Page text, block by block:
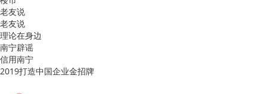
老友说
老友说
理论在身边
南宁辟谣
信用南宁
2019打造中国企业金招牌